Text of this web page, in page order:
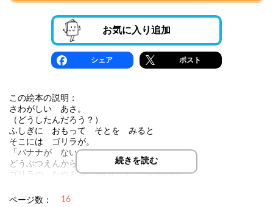
お気に入り追加
シェア ポスト
この絵本の説明：
さわがしい あさ。
（どうしたんだろう？）
ふしぎに おもって そとを みると
そこには ゴリラが。
「バナナが ない！」
どうぶつえんから はるばる やってきた。
ゴリラの なやみを かいけつ できるのか。
続きを読む
ページ数： 16